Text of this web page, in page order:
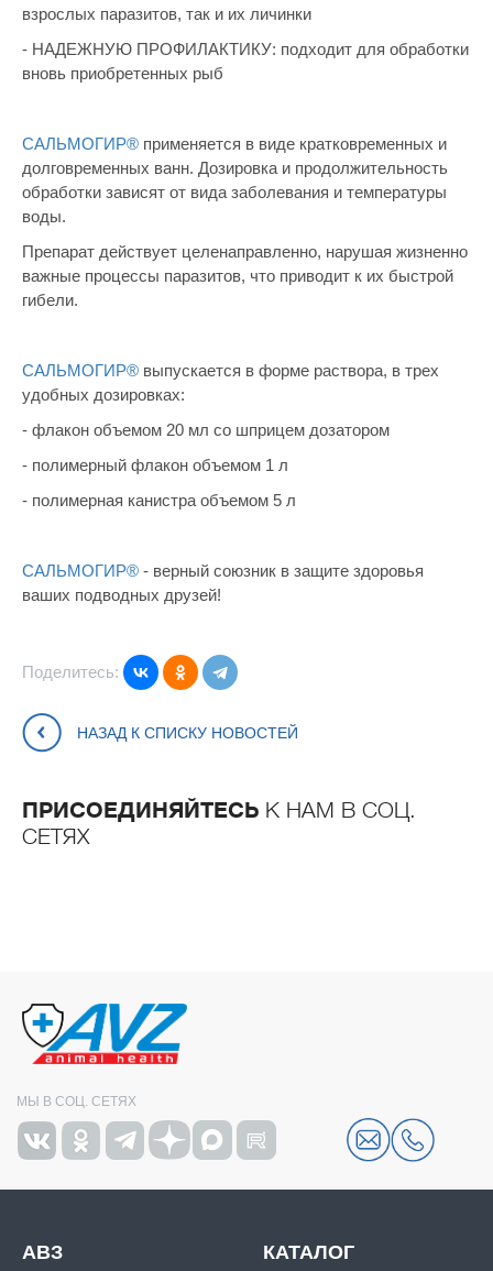
взрослых паразитов, так и их личинки
- НАДЕЖНУЮ ПРОФИЛАКТИКУ: подходит для обработки
вновь приобретенных рыб
САЛЬМОГИР® применяется в виде кратковременных и
долговременных ванн. Дозировка и продолжительность
обработки зависят от вида заболевания и температуры
воды.
Препарат действует целенаправленно, нарушая жизненно
важные процессы паразитов, что приводит к их быстрой
гибели.
САЛЬМОГИР® выпускается в форме раствора, в трех
удобных дозировках:
- флакон объемом 20 мл со шприцем дозатором
- полимерный флакон объемом 1 л
- полимерная канистра объемом 5 л
САЛЬМОГИР® - верный союзник в защите здоровья
ваших подводных друзей!
Поделитесь:
НАЗАД К СПИСКУ НОВОСТЕЙ
ПРИСОЕДИНЯЙТЕСЬ К НАМ В СОЦ.
СЕТЯХ
МЫ В СОЦ. СЕТЯХ
АВЗ КАТАЛОГ